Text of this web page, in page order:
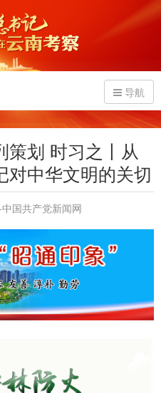
导航
策划 时习之丨从
对中华文明的关切
国共产党新闻网